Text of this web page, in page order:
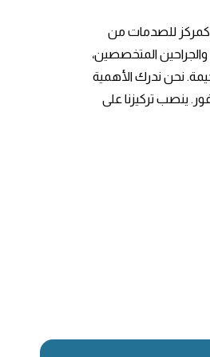
كمركز للصدمات من
المتخصصين،
نحن ندرك الأهمية
ينصب تركيزنا على